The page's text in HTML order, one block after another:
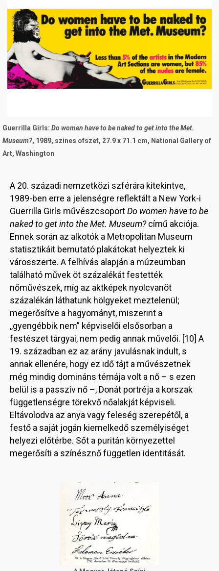
Guerrilla Girls: Do women have to be naked to get into the Met.
Museum?, 1989, színes ofszet, 27.9 x 71.1 cm, National Gallery of
Art, Washington
A 20. századi nemzetközi szférára kitekintve,
1989-ben erre a jelenségre reflektált a New York-i
Guerrilla Girls művészcsoportDo women have to be
naked to get into the Met. Museum?című akciója.
Ennek során az alkotók a Metropolitan Museum
statisztikáit bemutató plakátokat helyeztek ki
városszerte. A felhívás alapján a múzeumban
található művek öt százalékát festették
nőművészek, míg az aktképek nyolcvanöt
százalékán láthatunk hölgyeket meztelenül;
megerősítve a hagyományt, miszerint a
,,gyengébbik nem” képviselői elsősorban a
festészet tárgyai, nem pedig annak művelői. [10] A
19. században ez az arány javulásnak indult, s
annak ellenére, hogy ez idő tájt a művészetnek
még mindig domináns témája volt a nő – s ezen
belül is a passzív nő –, Donát portréja a korszak
függetlenségre törekvő nőalakját képviseli.
Eltávolodva az anya vagy feleség szerepétől, a
festő a saját jogán kiemelkedő személyiséget
helyezi előtérbe. Sőt a puritán környezettel
megerősíti a színésznő független identitását.
Image